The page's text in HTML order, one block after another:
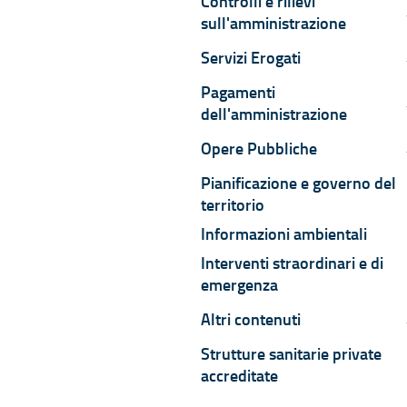
sull'amministrazione
Servizi Erogati
Pagamenti
dell'amministrazione
Opere Pubbliche
Pianificazione e governo del
territorio
Informazioni ambientali
Interventi straordinari e di
emergenza
Altri contenuti
Strutture sanitarie private
accreditate